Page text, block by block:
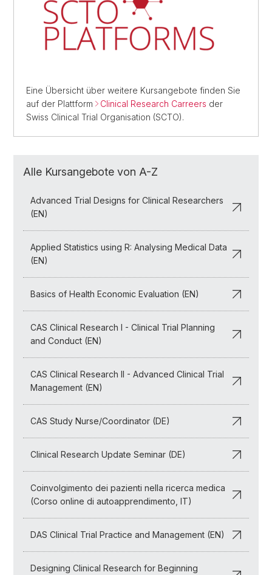
Eine Übersicht über weitere Kursangebote finden Sie
auf der Plattform
Clinical Research Carreers der
Swiss Clinical Trial Organisation (SCTO).
Alle Kursangebote von A-Z
Advanced Trial Designs for Clinical Researchers
(EN)
Applied Statistics using R: Analysing Medical Data
(EN)
Basics of Health Economic Evaluation (EN)
CAS Clinical Research I - Clinical Trial Planning
and Conduct (EN)
CAS Clinical Research II - Advanced Clinical Trial
Management (EN)
CAS Study Nurse/Coordinator (DE)
Clinical Research Update Seminar (DE)
Coinvolgimento dei pazienti nella ricerca medica
(Corso online di autoapprendimento, IT)
DAS Clinical Trial Practice and Management (EN)
Designing Clinical Research for Beginning